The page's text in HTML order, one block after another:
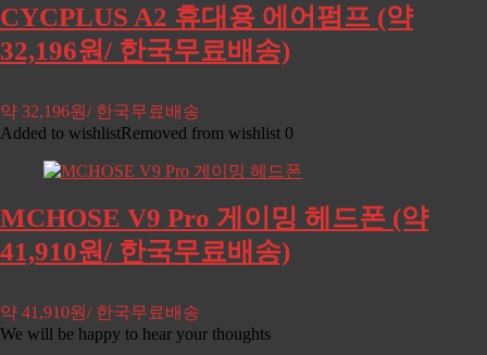
CYCPLUS A2 휴대용 에어펌프 (약
32,196원/ 한국무료배송)
약 32,196원/ 한국무료배송
Added to wishlistRemoved from wishlist 0
MCHOSE V9 Pro 게이밍 헤드폰 (약
41,910원/ 한국무료배송)
약 41,910원/ 한국무료배송
We will be happy to hear your thoughts